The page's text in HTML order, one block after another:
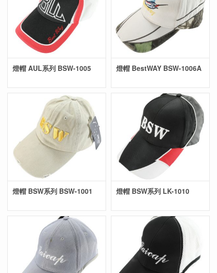
燈帽 AUL系列 BSW-1005 燈帽 BestWAY BSW-1006A
燈帽 BSW系列 BSW-1001 燈帽 BSW系列 LK-1010